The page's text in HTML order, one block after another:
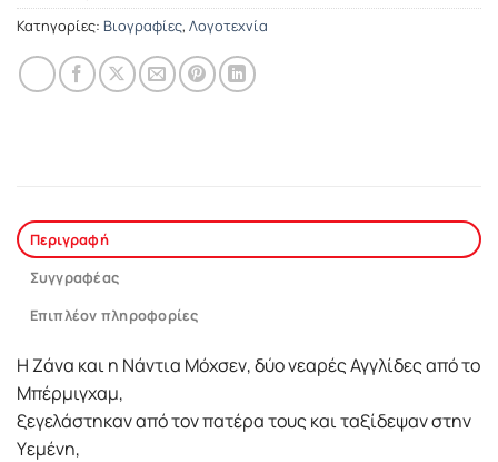
Κατηγορίες: Βιογραφίες, Λογοτεχνία
Περιγραφή
Συγγραφέας
Επιπλέον πληροφορίες
Η Ζάνα και η Νάντια Μόχσεν, δύο νεαρές Αγγλίδες από το
Μπέρμιγχαμ,
ξεγελάστηκαν από τον πατέρα τους και ταξίδεψαν στην
Υεμένη,